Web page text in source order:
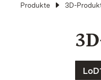
Produkte 3D-